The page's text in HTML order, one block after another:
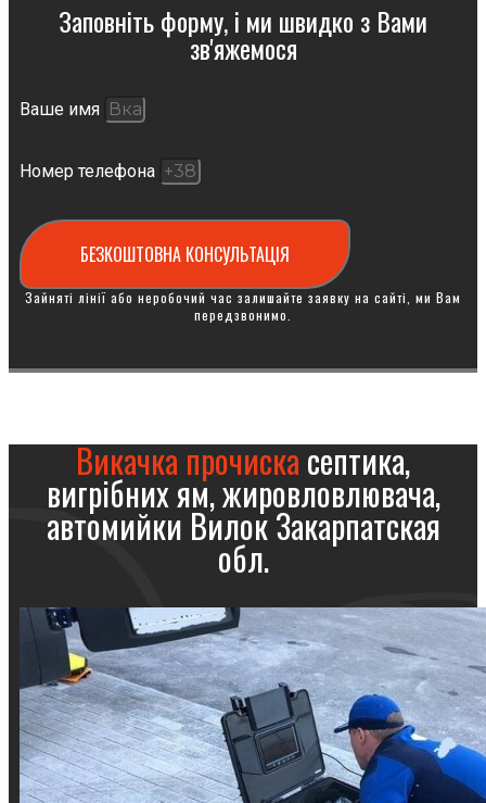
Заповніть форму, і ми швидко з Вами
зв'яжемося
Ваше имя
Номер телефона
БЕЗКОШТОВНА КОНСУЛЬТАЦІЯ
Зайняті лінії або неробочий час залишайте заявку на сайті, ми Вам
передзвонимо.
Викачка прочискасептика,
вигрібних ям, жировловлювача,
автомийки Вилок Закарпатская
обл.